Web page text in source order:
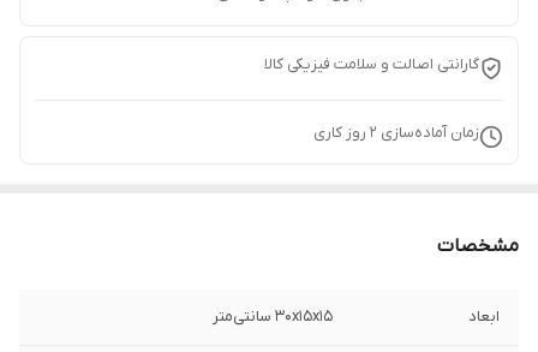
گارانتی اصالت و سلامت فیزیکی کالا
زمان آماده‌سازی 2 روز کاری
مشخصات
ابعاد 30x15x15 سانتی‌متر